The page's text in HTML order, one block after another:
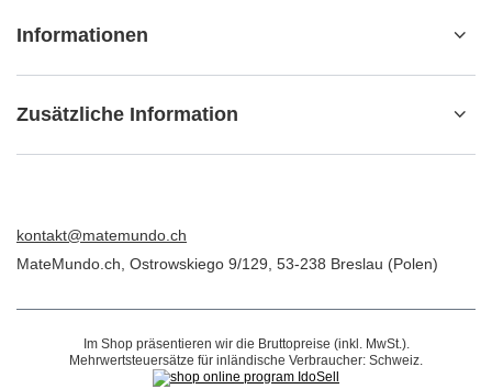
Informationen
Zusätzliche Information
kontakt@matemundo.ch
MateMundo.ch Ostrowskiego 9/129 53-238 Breslau (Polen)
Im Shop präsentieren wir die Bruttopreise (inkl. MwSt.).
Mehrwertsteuersätze für inländische Verbraucher: Schweiz